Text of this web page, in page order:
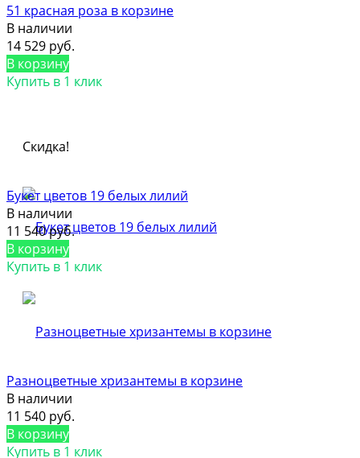
51 красная роза в корзине
В наличии
14 529 руб.
В корзину
Купить в 1 клик
Скидка!
Букет цветов 19 белых лилий
В наличии
11 540 руб.
В корзину
Купить в 1 клик
Разноцветные хризантемы в корзине
В наличии
11 540 руб.
В корзину
Купить в 1 клик